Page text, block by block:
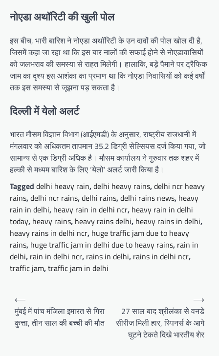
नोएडा अथॉरिटी की खुली पोल
इस बीच, भारी बारिश ने नोएडा अथॉरिटी के उन दावों की पोल खोल दी है,
जिसमें कहा जा रहा था कि इस बार नालों की सफाई होने से नोएडावासियों
को जलभराव की समस्या से राहत मिलेगी। हालाकि, बड़े पैमाने पर ट्रैफिक
जाम का दृश्य इस आशंका का प्रमाण था कि नोएडा निवासियों को कई वर्षों
तक इस समस्या से जूझना पड़ सकता है।
दिल्ली में येलो अलर्ट
भारत मौसम विज्ञान विभाग (आईएमडी) के अनुसार, राष्ट्रीय राजधानी में
मंगलवार को अधिकतम तापमान 35.2 डिग्री सेल्सियस दर्ज किया गया, जो
सामान्य से एक डिग्री अधिक है। मौसम कार्यालय ने गुरुवार तक शहर में
हल्की से मध्यम बारिश के लिए ‘येलो’ अलर्ट जारी किया है।
Tagged delhi heavy rain,delhi heavy rains,delhi ncr heavy
rains,delhi ncr rains,delhi rains,delhi rains news, heavy
rain in delhi, heavy rain in delhi ncr, heavy rain in delhi
today, heavy rains, heavy rains delhi, heavy rains in delhi,
heavy rains in delhi ncr, huge traffic jam due to heavy
rains, huge traffic jam in delhi due to heavy rains, rain in
delhi, rain in delhi ncr, rains in delhi, rains in delhi ncr,
traffic jam,traffic jam in delhi
Post
navigation
⟵
मुंबई में पांच मंजिला इमारत से गिरा
कुत्ता, तीन साल की बच्ची की मौत
27 साल बाद श्रीलंका से वनडे
सीरीज मिली हार, स्पिनर्स के आगे
घुटने टेकते दिखे भारतीय शेर
⟶